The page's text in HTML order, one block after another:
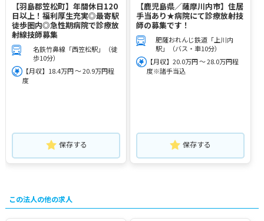
【羽島郡笠松町】年間休日120
日以上！福利厚生充実◎最寄駅
徒歩圏内◎急性期病院で診療放
射線技師募集
名鉄竹鼻線「西笠松駅」（徒
歩10分）
【月収】18.4万円 ～ 20.9万円程
度
保存する
【鹿児島県／薩摩川内市】住居
手当あり★病院にて診療放射技
師の募集です！
肥薩おれんじ鉄道「上川内
駅」（バス・車10分）
【月収】20.0万円 ～ 28.0万円程
度※諸手当込
保存する
この法人の他の求人